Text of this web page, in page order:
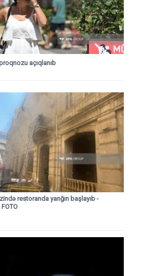
açıqlanıb
restoranda yanğın başlayıb -